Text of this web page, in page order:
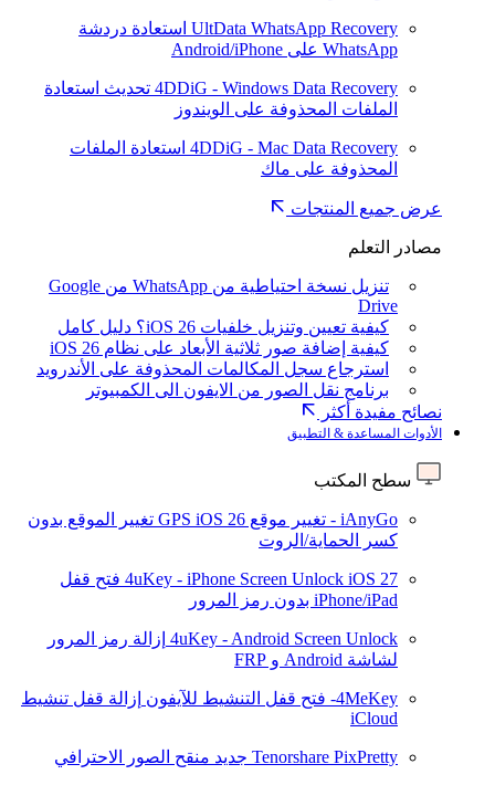
UltData WhatsApp Recovery استعادة دردشة
WhatsApp على Android/iPhone
4DDiG - Windows Data Recovery تحديث استعادة
الملفات المحذوفة على الويندوز
4DDiG - Mac Data Recovery استعادة الملفات
المحذوفة على ماك
عرض جميع المنتجات
مصادر التعلم
تنزيل نسخة احتياطية من WhatsApp من Google
Drive
كيفية تعيين وتنزيل خلفيات iOS 26؟ دليل كامل
كيفية إضافة صور ثلاثية الأبعاد على نظام iOS 26
استرجاع سجل المكالمات المحذوفة على الأندرويد
برنامج نقل الصور من الايفون الى الكمبيوتر
نصائح مفيدة أكثر
الأدوات المساعدة & التطبيق
سطح المكتب
iAnyGo - تغيير موقع GPS iOS 26
تغيير الموقع بدون
كسر الحماية/الروت
4uKey - iPhone Screen Unlock iOS 27
فتح قفل
iPhone/iPad بدون رمز المرور
4uKey - Android Screen Unlock إزالة رمز المرور
لشاشة Android و FRP
4MeKey- فتح قفل التنشيط للآيفون
إزالة قفل تنشيط
iCloud
Tenorshare PixPretty جديد منقح الصور الاحترافي